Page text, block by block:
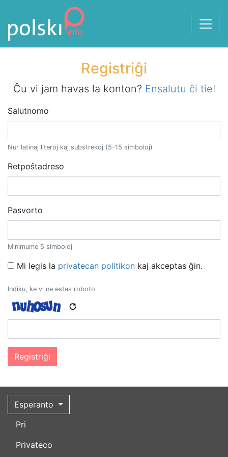
Registriĝi
Ĉu vi jam havas la konton? Ensalutu ĉi tie!
Salutnomo
Nur latinaj literoj kaj substrekoj (5-15 simboloj)
Retpoŝtadreso
Pasvorto
Minimume 5 simboloj
Legal remarks
Mi legis la privatecan politikon kaj akceptas ĝin.
Indiku, ke vi ne estas roboto.
Esperanto
Pri
Privateco